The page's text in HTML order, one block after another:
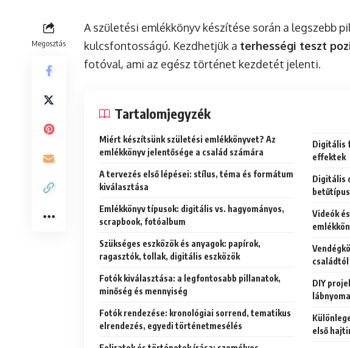
Megosztás
A születési emlékkönyv készítése során a legszebb
kulcsfontosságú. Kezdhetjük a terhességi teszt
fotóval, ami az egész történet kezdetét jelenti.
Tartalomjegyzék
Miért készítsünk születési emlékkönyvet? Az
emlékkönyv jelentősége a család számára
A tervezés első lépései: stílus, téma és formátum
kiválasztása
Emlékkönyv típusok: digitális vs. hagyományos,
scrapbook, fotóalbum
Szükséges eszközök és anyagok: papírok,
ragasztók, tollak, digitális eszközök
Fotók kiválasztása: a legfontosabb pillanatok,
minőség és mennyiség
Fotók rendezése: kronológiai sorrend, tematikus
elrendezés, egyedi történetmesélés
Digitális
effektek
Digitális
Videók
családtól
DIY
első